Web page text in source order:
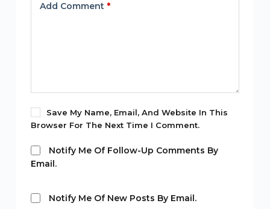
Add Comment *
Save My Name, Email, And Website In This
Browser For The Next Time I Comment.
Notify Me Of Follow-Up Comments By
Email.
Notify Me Of New Posts By Email.